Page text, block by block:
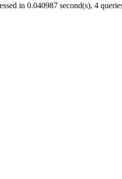
in 0.040987 second(s), 4